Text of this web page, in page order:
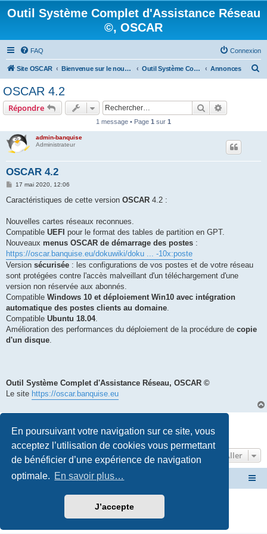
En poursuivant votre navigation sur ce site, vous
acceptez l’utilisation de cookies vous permettant
de bénéficier d’une expérience de navigation
optimale. En savoir plus…
J’accepte
Outil Système Complet d'Assistance Réseau
©, OSCAR
FAQ Connexion
Site OSCAR Bienvenue sur le nouveau forum OSCAR Outil Système Complet d'Assistance Réseau ©, OSCAR Annonces
OSCAR 4.2
Répondre Rechercher
1 message • Page 1 sur 1
admin-banquise
Administrateur
OSCAR 4.2
M
s
g
17 mai 2020, 12:06
Caractéristiques de cette version OSCAR 4.2 :
Nouvelles cartes réseaux reconnues.
Compatible UEFI pour le format des tables de partition en GPT.
Nouveaux menus OSCAR de démarrage des postes :
https://oscar.banquise.eu/dokuwiki/doku ... -10x:poste
Version sécurisée : les configurations de vos postes et de votre réseau
sont protégées contre l'accès malveillant d'un téléchargement d'une
version non réservée aux abonnés.
Compatible Windows 10 et déploiement Win10 avec intégration
automatique des postes clients au domaine.
Compatible Ubuntu 18.04.
Amélioration des performances du déploiement de la procédure de copie
d'un disque.
Outil Système Complet d'Assistance Réseau, OSCAR ©
Le site https://oscar.banquise.eu
1 message • Page1sur1
Aller
Site OSCAR Bienvenue sur le nouveau forum OSCAR
Traduction française officielle